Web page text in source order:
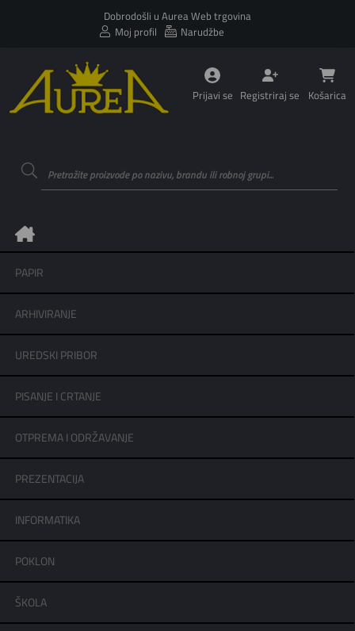
Dobrodošli u Aurea Web trgovina
Moj profil
Narudžbe
Prijavi se Registriraj se Košarica
PAPIR
ARHIVIRANJE
UREDSKI PRIBOR
PISANJE I CRTANJE
OTPREMA I ODRŽAVANJE
PREZENTACIJA
INFORMATIKA
POKLON
ŠKOLA